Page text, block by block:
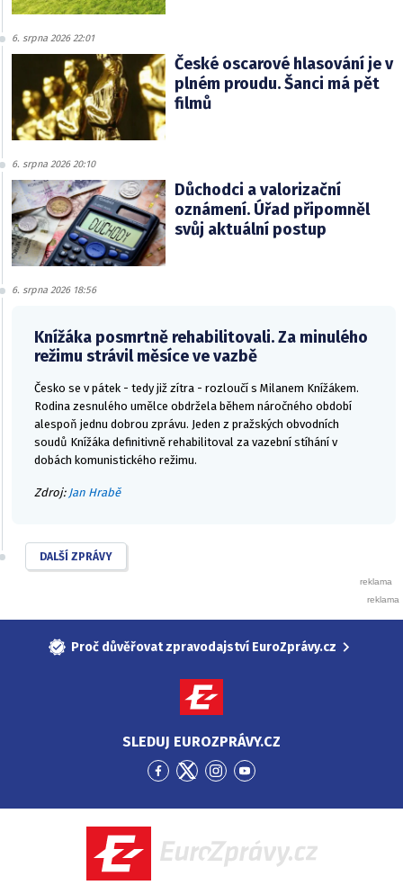
6. srpna 2026 22:01
České oscarové hlasování je v
plném proudu. Šanci má pět
filmů
6. srpna 2026 20:10
Důchodci a valorizační
oznámení. Úřad připomněl
svůj aktuální postup
6. srpna 2026 18:56
Knížáka posmrtně rehabilitovali. Za minulého
režimu strávil měsíce ve vazbě
Česko se v pátek - tedy již zítra - rozloučí s Milanem Knížákem.
Rodina zesnulého umělce obdržela během náročného období
alespoň jednu dobrou zprávu. Jeden z pražských obvodních
soudů Knížáka definitivně rehabilitoval za vazební stíhání v
dobách komunistického režimu.
Zdroj: Jan Hrabě
DALŠÍ ZPRÁVY
Proč důvěřovat zpravodajství EuroZprávy.cz
SLEDUJ EUROZPRÁVY.CZ
Přejít
Facebook
Přejít
Twitter
Přejít
Instagram
Přejít
YouTube
EuroZprávy.cz